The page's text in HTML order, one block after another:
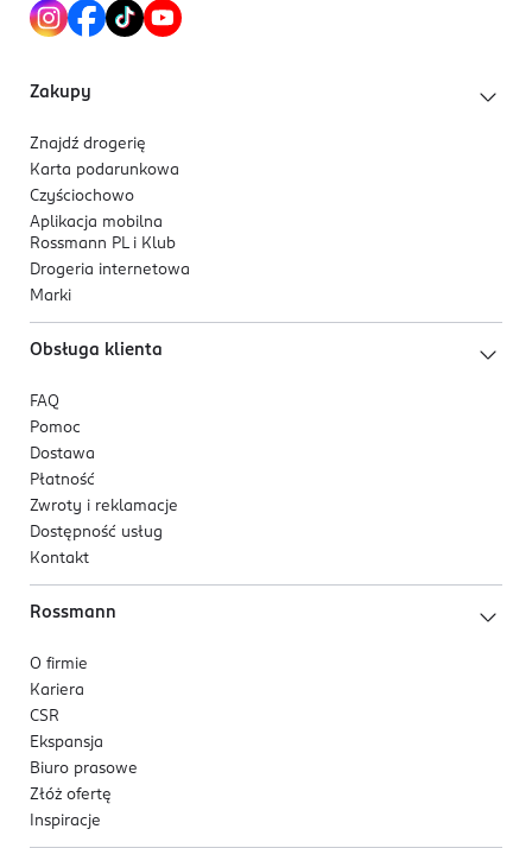
pielęgnacji.
Polecany osobom z suchą, szorstką i zrogowaciałą
skórą stóp, wymagającą intensywnego wygładzenia i
nawilżenia.
Kod EAN
5 900117 987049
Zakupy
Znajdź drogerię
Karta podarunkowa
Czyściochowo
Aplikacja mobilna
Rossmann PL i Klub
Drogeria internetowa
Marki
Obsługa klienta
FAQ
Pomoc
Dostawa
Płatność
Zwroty i reklamacje
Dostępność usług
Kontakt
Rossmann
O firmie
Kariera
CSR
Ekspansja
Biuro prasowe
Złóż ofertę
Inspiracje